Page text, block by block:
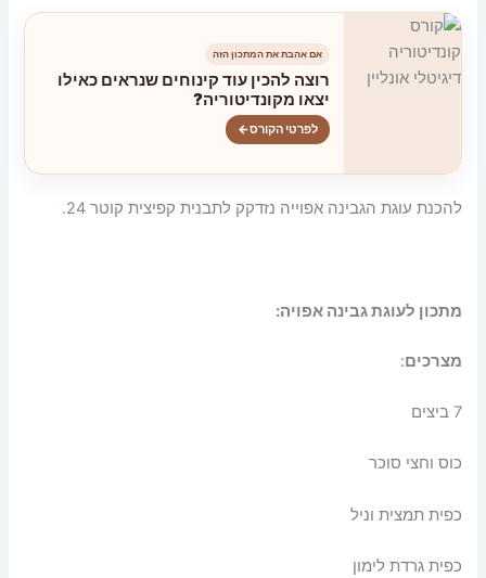
אם אהבת את המתכון הזה
רוצה להכין עוד קינוחים שנראים כאילו
יצאו מקונדיטוריה?
לפרטי הקורס←
להכנת עוגת הגבינה אפוייה נזדקק לתבנית קפיצית קוטר 24.
מתכון לעוגת גבינה אפויה:
מצרכים:
7 ביצים
כוס וחצי סוכר
כפית תמצית וניל
כפית גרדת לימון